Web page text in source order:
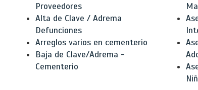
Proveedores
Alta de Clave / Adrema
Defunciones
Arreglos varios en cementerio
Baja de Clave/Adrema -
Cementerio